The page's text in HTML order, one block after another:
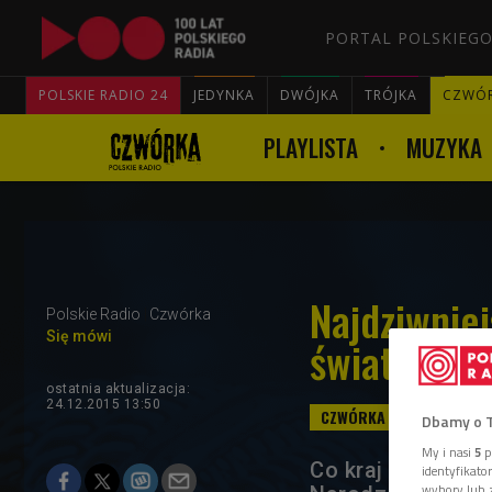
PORTAL
POLSKIE RADIO 24 JEDYNKA DWÓJKA TRÓJKA
PLAYLISTA MUZYKA
Polskie Radio
Czwórka
Się mówi
świata
ostatnia aktualizacja:
24.12.2015 13:50
Co kraj to
Dbamy o
My i nasi 5